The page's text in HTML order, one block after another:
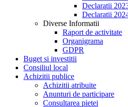
Declaratii
Declaratii
Diverse Informatii
Raport de activitate
Organigrama
GDPR
Buget si investitii
Consiliul local
Achizitii publice
Achizitii atribuite
Anunturi de participare
Consultarea pietei